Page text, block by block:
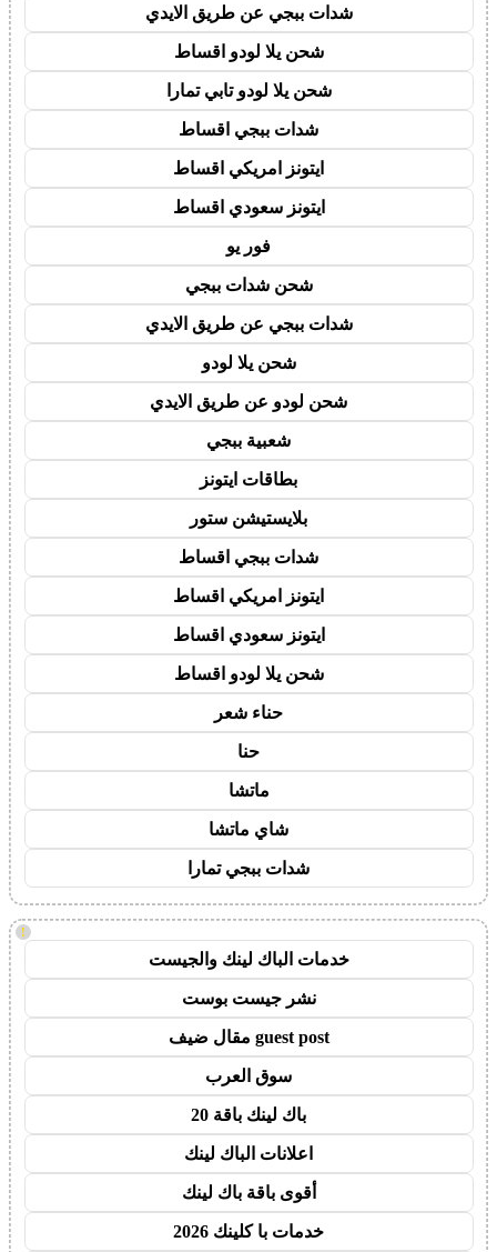
شدات ببجي عن طريق الايدي
شحن يلا لودو اقساط
شحن يلا لودو تابي تمارا
شدات ببجي اقساط
ايتونز امريكي اقساط
ايتونز سعودي اقساط
فور يو
شحن شدات ببجي
شدات ببجي عن طريق الايدي
شحن يلا لودو
شحن لودو عن طريق الايدي
شعبية ببجي
بطاقات ايتونز
بلايستيشن ستور
شدات ببجي اقساط
ايتونز امريكي اقساط
ايتونز سعودي اقساط
شحن يلا لودو اقساط
حناء شعر
حنا
ماتشا
شاي ماتشا
شدات ببجي تمارا
!
خدمات الباك لينك والجيست
نشر جيست بوست
guest post مقال ضيف
سوق العرب
باك لينك باقة 20
اعلانات الباك لينك
أقوى باقة باك لينك
خدمات با كلينك 2026